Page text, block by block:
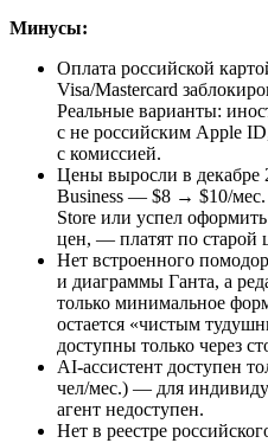
Минусы:
Оплата российской
Visa/Mastercard
Реальные варианты:
с не российским Apple
с комиссией.
Цены выросли в
Business — $8 → $10/мес.
Store или успел
цен, — платят по старой
Нет встроенного
и диаграммы Ганта, а
только минимальное
остается «чистым
доступны только через
AI-ассистент доступен
чел/мес.) — для
агент недоступен.
Нет в реестре